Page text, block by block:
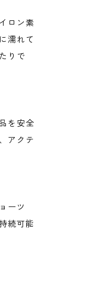
ロン素
濡れて
りで
を安全
アクテ
ーツ
続可能